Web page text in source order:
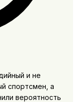
и не
спортсмен, а
вероятность